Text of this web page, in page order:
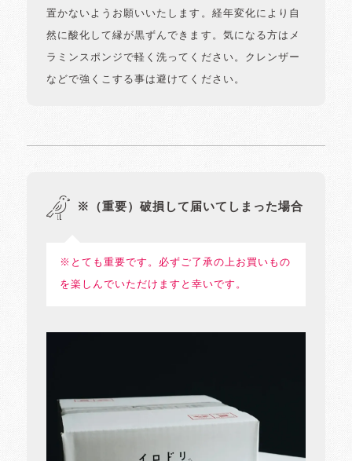
置かないようお願いいたします。経年変化により自
然に酸化して縁が黒ずんできます。気になる方はメ
ラミンスポンジで軽く洗ってください。クレンザー
などで強くこする事は避けてください。
※（重要）破損して届いてしまった場合
※とても重要です。必ずご了承の上お買いもの
を楽しんでいただけますと幸いです。